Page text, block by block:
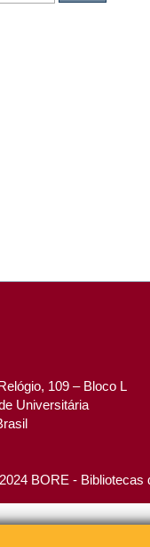
109 – Bloco L
Universitária
BORE - Bibliotecas